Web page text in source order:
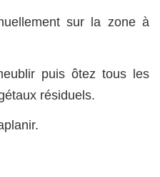
sur la zone à
puis ôtez tous les
résiduels.